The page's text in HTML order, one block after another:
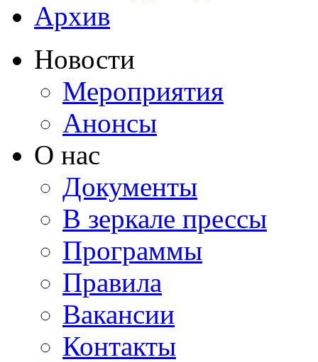
Архив
Новости
Мероприятия
Анонсы
О нас
Документы
В зеркале прессы
Программы
Правила
Вакансии
Контакты